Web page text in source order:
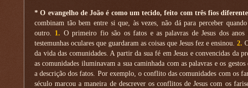
* O evangelho de João é como um tecido, feito com três fios
combinam tão bem entre si que, às vezes, não dá para perceber
outro. 1. O primeiro fio são os fatos e as palavras de Jesus dos anos
testemunhas oculares que guardaram as coisas que Jesus fez e ensinou.2.
da vida das comunidades. A partir da sua fé em Jesus e convencidas da
as comunidades iluminavam a sua caminhada com as palavras e os
a descrição dos fatos. Por exemplo, o conflito das comunidades com os
século marcou a maneira de descrever os conflitos de Jesus com os